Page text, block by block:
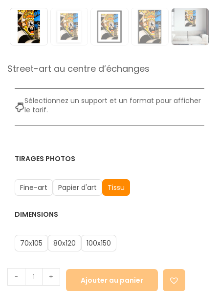
Street-art au centre d’échanges
Sélectionnez un support et un format pour afficher
le tarif.
TIRAGES PHOTOS
Fine-art Papier d'art Tissu
DIMENSIONS
70x105 80x120 100x150
- + Ajouter au panier